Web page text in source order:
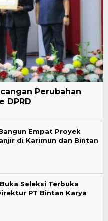
Perubahan
DPRD
Empat Proyek
di Karimun dan Bintan
Seleksi Terbuka
PT Bintan Karya